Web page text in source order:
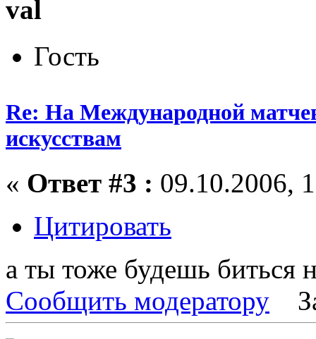
val
Гость
Re: На Международной
искусствам
« Ответ #3 : 09.10.2006,
Цитировать
а ты тоже будешь биться
Сообщить модератору